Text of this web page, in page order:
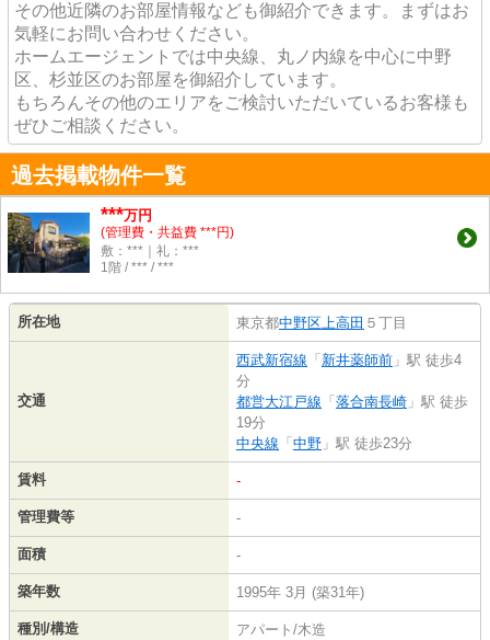
その他近隣のお部屋情報なども御紹介できます。まずはお
気軽にお問い合わせください。
ホームエージェントでは中央線、丸ノ内線を中心に中野
区、杉並区のお部屋を御紹介しています。
もちろんその他のエリアをご検討いただいているお客様も
ぜひご相談ください。
過去掲載物件一覧
***万円
(管理費・共益費 ***円)
敷：***｜礼：***
1階 / *** / ***
所在地 東京都中野区上高田 ５丁目
交通
西武新宿線 「 新井薬師前 」駅 徒歩4
分
都営大江戸線 「 落合南長崎 」駅 徒歩
19分
中央線 「 中野 」駅 徒歩23分
賃料 -
管理費等 -
面積 -
築年数 1995年 3月 (築31年)
種別/構造 アパート/木造